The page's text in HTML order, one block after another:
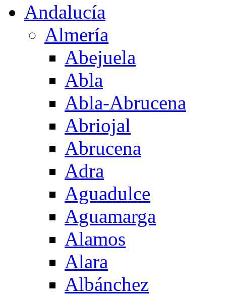
Andalucía
Almería
Abejuela
Abla
Abla-Abrucena
Abriojal
Abrucena
Adra
Aguadulce
Aguamarga
Alamos
Alara
Albánchez